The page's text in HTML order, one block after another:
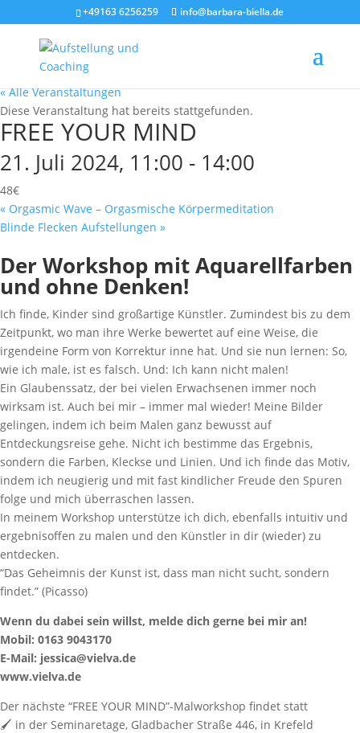
+49163 6256259 info@barbara-biella.de
« Alle Veranstaltungen
Diese Veranstaltung hat bereits stattgefunden.
FREE YOUR MIND
21. Juli 2024, 11:00 - 14:00
48€
« Orgasmic Wave – Orgasmische Körpermeditation
Blinde Flecken Aufstellungen »
Der Workshop mit Aquarellfarben
und ohne Denken!
Ich finde, Kinder sind großartige Künstler. Zumindest bis zu dem
Zeitpunkt, wo man ihre Werke bewertet auf eine Weise, die
irgendeine Form von Korrektur inne hat. Und sie nun lernen: So,
wie ich male, ist es falsch. Und: Ich kann nicht malen!
Ein Glaubenssatz, der bei vielen Erwachsenen immer noch
wirksam ist. Auch bei mir – immer mal wieder! Meine Bilder
gelingen, indem ich beim Malen ganz bewusst auf
Entdeckungsreise gehe. Nicht ich bestimme das Ergebnis,
sondern die Farben, Kleckse und Linien. Und ich finde das Motiv,
indem ich neugierig und mit fast kindlicher Freude den Spuren
folge und mich überraschen lassen.
In meinem Workshop unterstütze ich dich, ebenfalls intuitiv und
ergebnisoffen zu malen und den Künstler in dir (wieder) zu
entdecken.
“Das Geheimnis der Kunst ist, dass man nicht sucht, sondern
findet.” (Picasso)
Wenn du dabei sein willst, melde dich gerne bei mir an!
Mobil: 0163 9043170
E-Mail: jessica@vielva.de
www.vielva.de
Der nächste “FREE YOUR MIND”-Malworkshop findet statt
🖌️ in der Seminaretage, Gladbacher Straße 446, in Krefeld